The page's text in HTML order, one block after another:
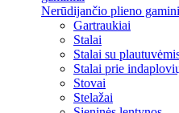
Nerūdijančio plieno
Gartraukiai
Stalai
Stalai su
Stalai prie
Stovai
Stelažai